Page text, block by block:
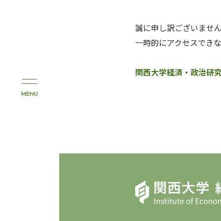
MENU
誠に申し訳ございませ
一時的にアクセスでき
関西大学経済・政治研